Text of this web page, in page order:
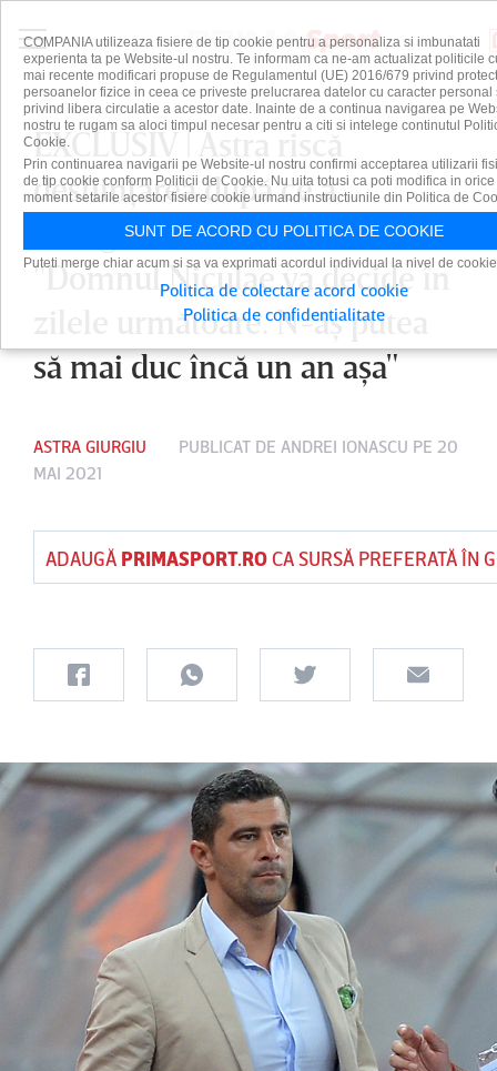
EXCLUSIV | Astra riscă
desfiinţarea după ce a
retrogradat. Dani Coman:
"Domnul Niculae va decide în
zilele următoare. N-aş putea
să mai duc încă un an aşa"
ASTRA GIURGIU PUBLICAT DE ANDREI IONASCU PE 20
MAI 2021
ADAUGĂ PRIMASPORT.ROCA SURSĂ PREFERATĂ ÎN
COMPANIA utilizeaza fisiere de tip cookie pentru a personaliza si imbunatati
experienta ta pe Website-ul nostru. Te informam ca ne-am actualizat politicile
mai recente modificari propuse de Regulamentul (UE) 2016/679 privind
persoanelor fizice in ceea ce priveste prelucrarea datelor cu caracter personal
privind libera circulatie a acestor date. Inainte de a continua navigarea pe
nostru te rugam sa aloci timpul necesar pentru a citi si intelege continutul
Cookie.
Prin continuarea navigarii pe Website-ul nostru confirmi acceptarea utilizarii
de tip cookie conform Politicii de Cookie. Nu uita totusi ca poti modifica in orice
moment setarile acestor fisiere cookie urmand instructiunile din Politica de
SUNT DE ACORD CU POLITICA DE COOKIE
Puteti merge chiar acum si sa va exprimati acordul individual la nivel de
Politica de colectare acord cookie
Politica de confidentialitate